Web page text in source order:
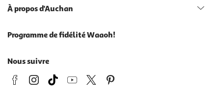
À propos d'Auchan
Programme de fidélité Waaoh!
Nous suivre